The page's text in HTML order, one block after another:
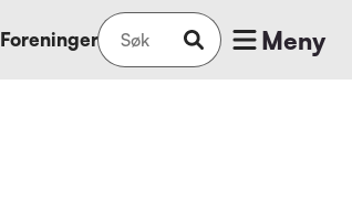
Foreninger Meny